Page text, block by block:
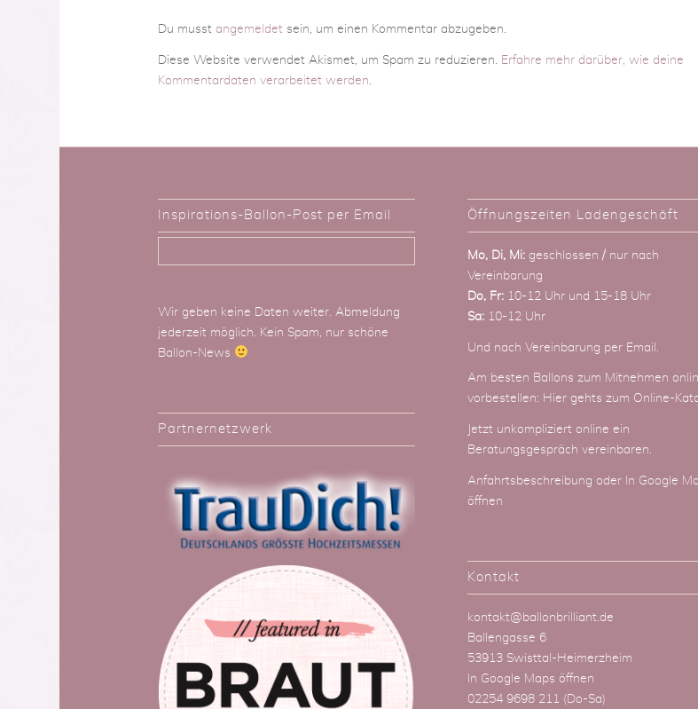
Du musst angemeldetsein, um einen Kommentar abzugeben.
Diese Website verwendet Akismet, um Spam zu reduzieren.
Erfahre mehr darüber, wie deine
Kommentardaten verarbeitet werden
Inspirations-Ballon-Post per Email
Wir geben keine Daten weiter. Abmeldung
jederzeit möglich. Kein Spam, nur schöne
Ballon-News
Partnernetzwerk
Öffnungszeiten Ladengeschäft
Mo, Di, Mi:geschlossen / nur nach
Vereinbarung
Do, Fr:10-12 Uhr und 15-18 Uhr
Sa:10-12 Uhr
Und nach Vereinbarung per Email
Am besten Ballons zum Mitnehmen
vorbestellen: Hier gehts zum Online-
Jetzt unkompliziert online ein
Beratungsgespräch vereinbaren.
Anfahrtsbeschreibung oder In Google
öffnen
Kontakt
kontakt@ballonbrilliant.de
Ballengasse 6
53913 Swisttal-Heimerzheim
In Google Maps öffnen
02254 9698 211 (Do-Sa)